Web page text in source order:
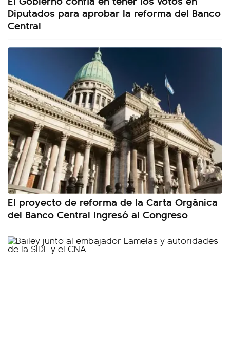
Diputados para aprobar la reforma del Banco
Central
El proyecto de reforma de la Carta Orgánica
del Banco Central ingresó al Congreso